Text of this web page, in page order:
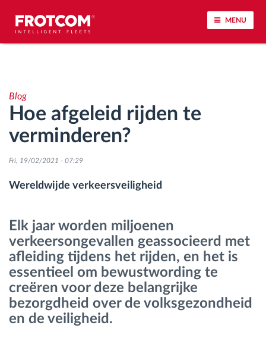
MENU
Rijgedrag analyse
Controle van rijtijden
Personeelsbeheer
Toegangsbeheer
Brandstofbeheer
Routeplanning en -monitoring
Blog
Hoe afgeleid rijden te
verminderen?
Fri, 19/02/2021 - 07:29
Wereldwijde verkeersveiligheid
Elk jaar worden miljoenen
verkeersongevallen geassocieerd met
afleiding tijdens het rijden, en het is
essentieel om bewustwording te
creëren voor deze belangrijke
bezorgdheid over de volksgezondheid
en de veiligheid.